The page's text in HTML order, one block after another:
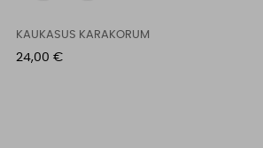
KAUKASUS KARAKORUM
Prezzo
24,00 €